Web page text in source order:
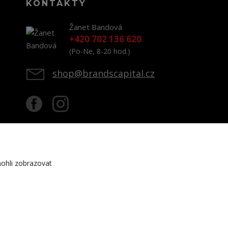
KONTAKTY
Žanet Bandová
+420 702 136 620
(Po-Ne, 8-20 hod.)
shop@brandscapital.cz
zobrazovat